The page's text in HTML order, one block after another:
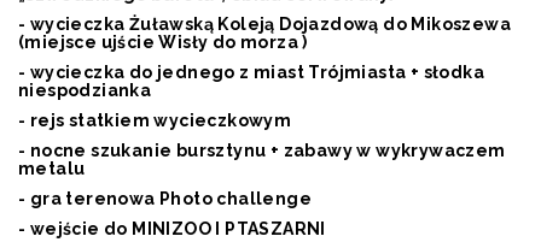
- wycieczka Żuławską Koleją Dojazdową do Mikoszewa
(miejsce ujście Wisły do morza )
- wycieczka do jednego z miast Trójmiasta + słodka
niespodzianka
- rejs statkiem wycieczkowym
- nocne szukanie bursztynu + zabawy w wykrywaczem
metalu
- gra terenowa Photo challenge
- wejście do MINIZOO I PTASZARNI